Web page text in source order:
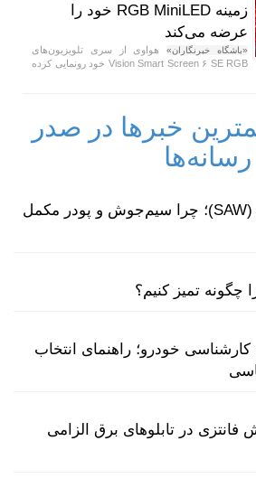
زمینه RGB MiniLED خود را
عرضه می‌کند
«باشگاه خبرنگاران»هواوی از سری تلویزیون‌های
Vision Smart Screen ۶ SE RGB خود رونمایی کرده
خبرها در صدر
رسانه‌ها
جوشکاری زیرپودری (SAW)؛ چرا سیم‌جوش و پودر مکمل
تمیز کنیم؟
خودرو؛ راهنمای انتخاب
در تابلوهای برق الزامی